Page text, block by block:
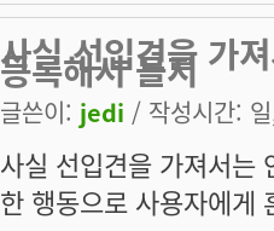
사실 선입견을 가
등록해서 몰지
글쓴이: jedi / 작성시간:
사실 선입견을 가져서
한 행동으로 사용자에게